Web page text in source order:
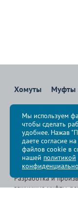
Хомуты Муфты
8 800 700-83-36
Звоните бесплатно с
политика
© Группа компаний «
Разработка и
зажимные муфты,
Мы используем
чтобы сделать
удобнее. Нажав
даете согласие
файлов cookie в
нашей политикой